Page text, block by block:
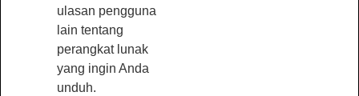
ulasan pengguna
lain tentang
perangkat lunak
yang ingin Anda
unduh.